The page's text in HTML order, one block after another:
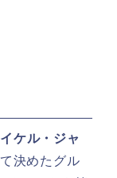
ケル・ジャ
決めたグル